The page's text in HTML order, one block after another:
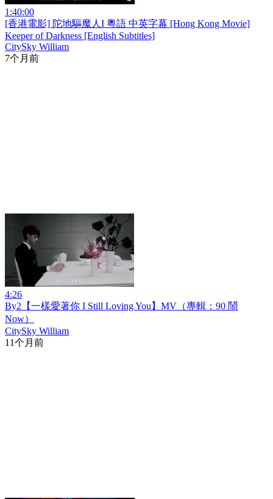
1:40:00
[香港電影] 陀地驅魔人I 粵語 中英字幕 [Hong Kong Movie]
Keeper of Darkness [English Subtitles]
CitySky William
7个月前
4:26
By2【一樣愛著你 I Still Loving You】MV（專輯：90 鬧
Now）
CitySky William
11个月前